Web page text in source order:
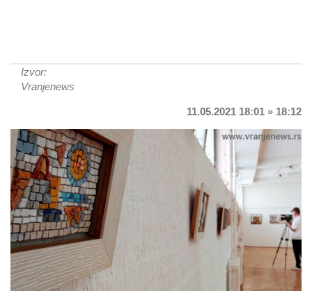
Izvor:
Vranjenews
11.05.2021 18:01 » 18:12